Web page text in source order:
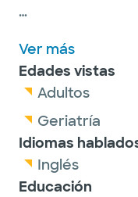
& White Medical
Dr. Parks
UT
Ver más
Edades vistas
Adultos
Geriatría
Idiomas
Inglés
Educación